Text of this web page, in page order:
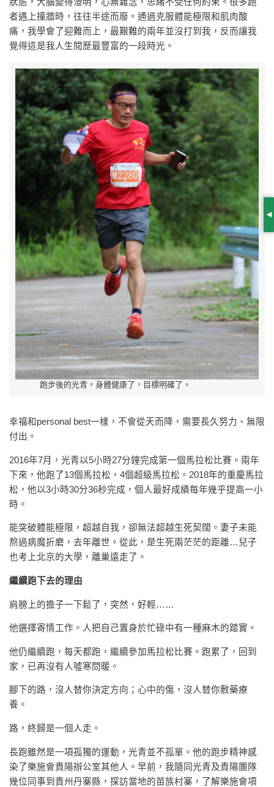
狀態，大腦變得澄明，心無雜念，思緒不受任何約束。很多跑
者遇上撞牆時，往往半途而廢。通過克服體能極限和肌肉酸
痛，我學會了迎難而上，最艱難的兩年並沒打到我，反而讓我
覺得這是我人生閱歷最豐富的一段時光。
跑步後的光青，身體健康了，目標明確了。
幸福和personal best一樣，不會從天而降，需要長久努力、無限
付出。
2016年7月，光青以5小時27分鐘完成第一個馬拉松比賽。兩年
下來，他跑了13個馬拉松，4個超級馬拉松。2018年的重慶馬拉
松，他以3小時30分36秒完成，個人最好成績每年幾乎提高一小
時。
能突破體能極限，超越自我，卻無法超越生死契闊。妻子未能
熬過病魔折磨，去年離世。從此，是生死兩茫茫的距離…兒子
也考上北京的大學，離巢遠走了。
繼續跑下去的理由
肩膀上的擔子一下鬆了，突然，好輕……
他選擇寄情工作。人把自己置身於忙碌中有一種麻木的踏實。
他仍繼續跑，每天都跑，繼續參加馬拉松比賽。跑累了，回到
家，已再沒有人噓寒問暖。
腳下的路，沒人替你決定方向；心中的傷，沒人替你敷藥療
養。
路，終歸是一個人走。
長跑雖然是一項孤獨的運動，光青並不孤單。他的跑步精神感
染了樂施會貴陽辦公室其他人。早前，我隨同光青及貴陽團隊
幾位同事到貴州丹寨縣，探訪當地的苗族村寨，了解樂施會項